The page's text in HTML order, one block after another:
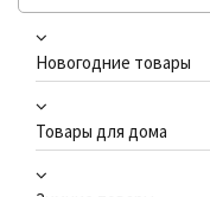
Новогодние товары
Товары для дома